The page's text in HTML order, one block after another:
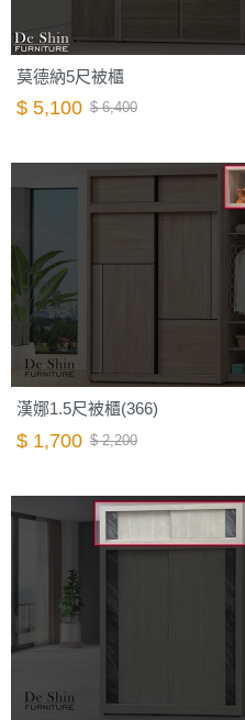
莫德納5尺被櫃
$ 5,100 $ 6,400
漢娜1.5尺被櫃(366)
$ 1,700 $ 2,200